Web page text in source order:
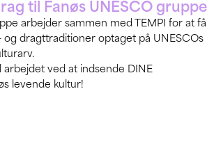
til Fanøs UNESCO gruppe
arbejder sammen med TEMPI for at få
og dragttraditioner optaget på UNESCOs
arbejdet ved at indsende DINE
levende kultur!